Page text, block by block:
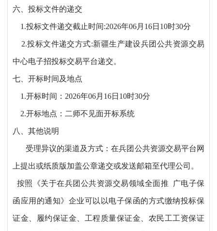
六、投标文件的递交
1.投标文件递交截止时间:2026年06月16日10时30分
2.投标文件递交方式:新疆生产建设兵团公共资源交易
中心电子招投标交易平台递交。
七、开标时间及地点
1.开标时间：2026年06月16日10时30分
2.开标地点：二师不见面开标系统
八、其他说明
受理异议的渠道及方式：在兵团公共资源交易平台网
上提出或纸质版加盖公章递交或发送邮箱至代理公司。
按照《关于在兵团公共资源交易领域全面推 广电子保
函应用的通知》企业可以以电子保函的方式缴纳投标保
证金、履约保证金、工程质量保证金、农民工工资保证